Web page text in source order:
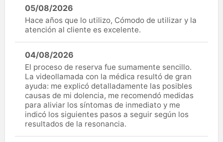
05/08/2026
Hace años que lo utilizo, Cómodo de utilizar y la
atención al cliente es excelente.
04/08/2026
El proceso de reserva fue sumamente sencillo.
La videollamada con la médica resultó de gran
ayuda: me explicó detalladamente las posibles
causas de mi dolencia, me recomendó medidas
para aliviar los síntomas de inmediato y me
indicó los siguientes pasos a seguir según los
resultados de la resonancia.